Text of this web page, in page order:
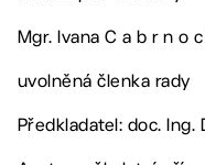
Mgr. Ivana C a b r n o
uvolněná členka rady
Předkladatel: doc. Ing.